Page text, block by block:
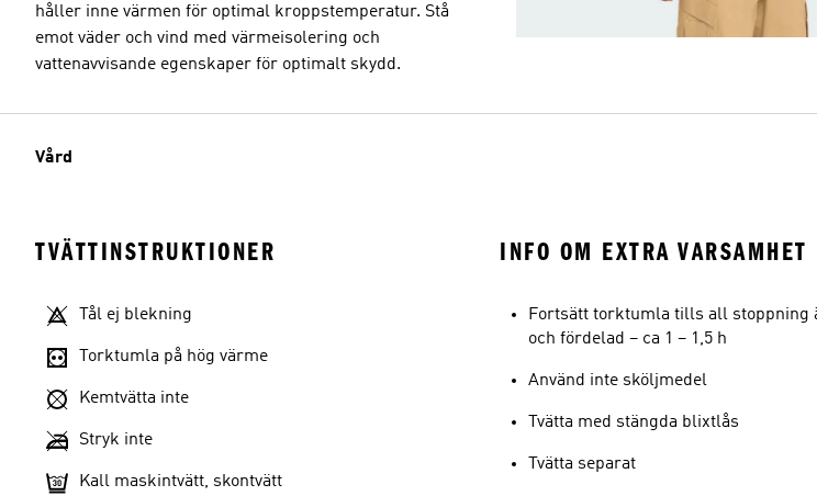
håller inne värmen för optimal kroppstemperatur. Stå
emot väder och vind med värmeisolering och
vattenavvisande egenskaper för optimalt skydd.
Vård
TVÄTTINSTRUKTIONER
Tål ej blekning
Torktumla på hög värme
Kemtvätta inte
Stryk inte
Kall maskintvätt, skontvätt
INFO OM EXTRA VARSAMHET
Fortsätt torktumla tills all stoppning
och fördelad – ca 1 – 1,5 h
Använd inte sköljmedel
Tvätta med stängda blixtlås
Tvätta separat